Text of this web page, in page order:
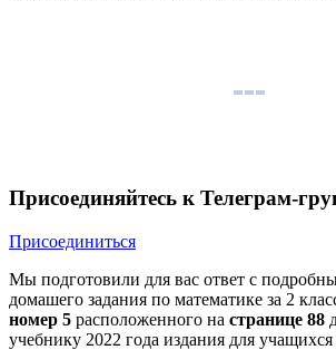
Присоединяйтесь к Телеграм-
Присоединиться
Мы подготовили для вас ответ c
домашего задания по математике за 2
номер 5 расположенного на странице 88
учебнику 2022 года издания для